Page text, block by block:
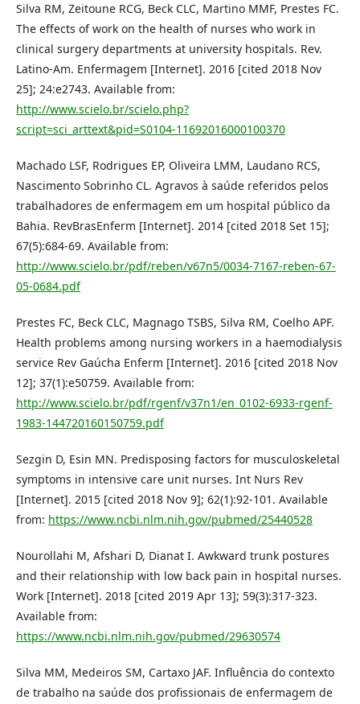
Silva RM, Zeitoune RCG, Beck CLC, Martino MMF, Prestes FC.
The effects of work on the health of nurses who work in
clinical surgery departments at university hospitals. Rev.
Latino-Am. Enfermagem [Internet]. 2016 [cited 2018 Nov
25]; 24:e2743. Available from:
http://www.scielo.br/scielo.php?
script=sci_arttext&pid=S0104-11692016000100370
Machado LSF, Rodrigues EP, Oliveira LMM, Laudano RCS,
Nascimento Sobrinho CL. Agravos à saúde referidos pelos
trabalhadores de enfermagem em um hospital público da
Bahia. RevBrasEnferm [Internet]. 2014 [cited 2018 Set 15];
67(5):684-69. Available from:
http://www.scielo.br/pdf/reben/v67n5/0034-7167-reben-67-
05-0684.pdf
Prestes FC, Beck CLC, Magnago TSBS, Silva RM, Coelho APF.
Health problems among nursing workers in a haemodialysis
service Rev Gaúcha Enferm [Internet]. 2016 [cited 2018 Nov
12]; 37(1):e50759. Available from:
http://www.scielo.br/pdf/rgenf/v37n1/en_0102-6933-rgenf-
1983-144720160150759.pdf
Sezgin D, Esin MN. Predisposing factors for musculoskeletal
symptoms in intensive care unit nurses. Int Nurs Rev
[Internet]. 2015 [cited 2018 Nov 9]; 62(1):92-101. Available
from: https://www.ncbi.nlm.nih.gov/pubmed/25440528
Nourollahi M, Afshari D, Dianat I. Awkward trunk postures
and their relationship with low back pain in hospital nurses.
Work [Internet]. 2018 [cited 2019 Apr 13]; 59(3):317-323.
Available from:
https://www.ncbi.nlm.nih.gov/pubmed/29630574
Silva MM, Medeiros SM, Cartaxo JAF. Influência do contexto
de trabalho na saúde dos profissionais de enfermagem de